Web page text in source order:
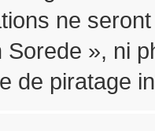
ne
Sorede », ni
de piratage